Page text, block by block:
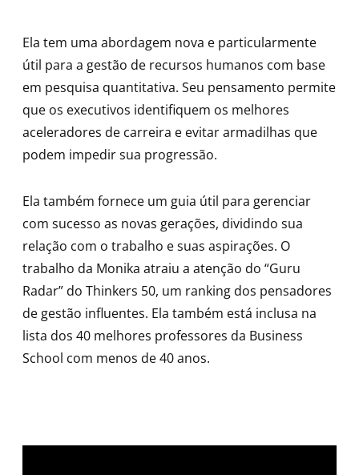
Ela tem uma abordagem nova e particularmente
útil para a gestão de recursos humanos com base
em pesquisa quantitativa. Seu pensamento permite
que os executivos identifiquem os melhores
aceleradores de carreira e evitar armadilhas que
podem impedir sua progressão.
Ela também fornece um guia útil para gerenciar
com sucesso as novas gerações, dividindo sua
relação com o trabalho e suas aspirações. O
trabalho da Monika atraiu a atenção do “Guru
Radar” do Thinkers 50, um ranking dos pensadores
de gestão influentes. Ela também está inclusa na
lista dos 40 melhores professores da Business
School com menos de 40 anos.